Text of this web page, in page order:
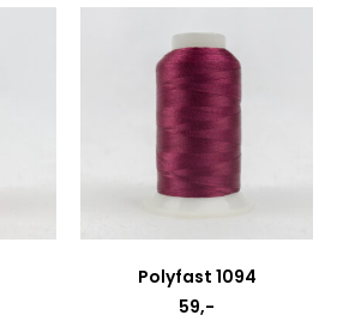
Polyfast 1094
59,-